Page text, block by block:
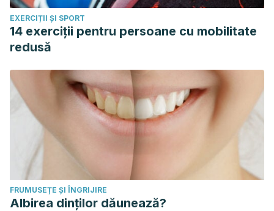
EXERCIȚII ȘI SPORT
14 exerciții pentru persoane cu mobilitate
redusă
FRUMUSEȚE ȘI ÎNGRIJIRE
Albirea dinților dăunează?